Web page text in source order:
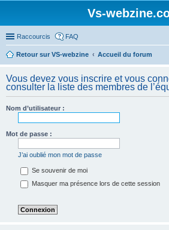
Vs-
Raccourcis FAQ
Retour sur VS-webzine Accueil du forum
Vous devez vous inscrire et vous
consulter la liste des membres de
Nom d’utilisateur :
Mot de passe :
J’ai oublié mon mot de passe
Se souvenir de moi
Masquer ma présence lors de cette session